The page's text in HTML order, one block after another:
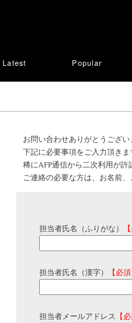
Latest Popular
お問い合わせありがとうござい
下記に必要事項をご入力頂き
稀にAFP通信から二次利用が
ご連絡の必要な方は、お名前
担当者氏名（ふりがな）
担当者氏名（漢字） 【必須
担当者メールアドレス 【